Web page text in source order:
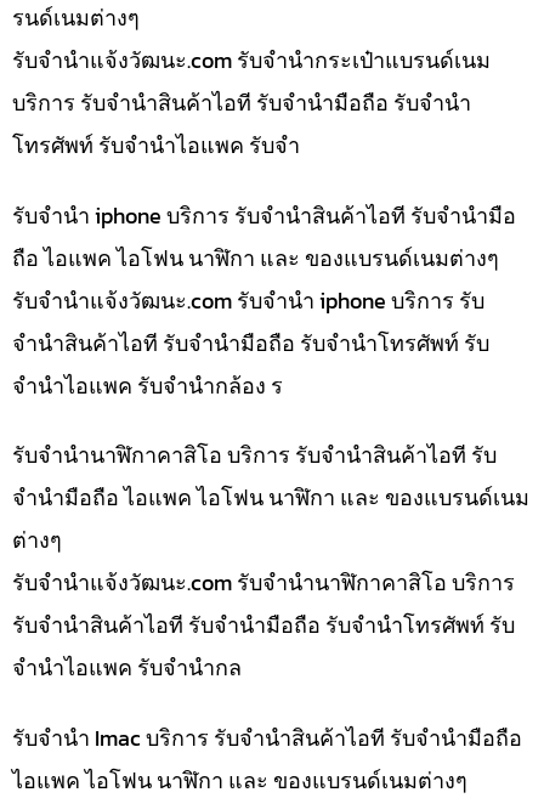
รนด์เนมต่างๆ
รับจํานําแจ้งวัฒนะ.com รับจำนำกระเป๋าแบรนด์เนม
บริการ รับจำนำสินค้าไอที รับจำนำมือถือ รับจำนำ
โทรศัพท์ รับจำนำไอแพค รับจำ
รับจำนำ iphone บริการ รับจำนำสินค้าไอที รับจำนำมือ
ถือ ไอแพค ไอโฟน นาฬิกา และ ของแบรนด์เนมต่างๆ
รับจํานําแจ้งวัฒนะ.com รับจำนำ iphone บริการ รับ
จำนำสินค้าไอที รับจำนำมือถือ รับจำนำโทรศัพท์ รับ
จำนำไอแพค รับจำนำกล้อง ร
รับจำนำนาฬิกาคาสิโอ บริการ รับจำนำสินค้าไอที รับ
จำนำมือถือ ไอแพค ไอโฟน นาฬิกา และ ของแบรนด์เนม
ต่างๆ
รับจํานําแจ้งวัฒนะ.com รับจำนำนาฬิกาคาสิโอ บริการ
รับจำนำสินค้าไอที รับจำนำมือถือ รับจำนำโทรศัพท์ รับ
จำนำไอแพค รับจำนำกล
รับจำนำ Imac บริการ รับจำนำสินค้าไอที รับจำนำมือถือ
ไอแพค ไอโฟน นาฬิกา และ ของแบรนด์เนมต่างๆ